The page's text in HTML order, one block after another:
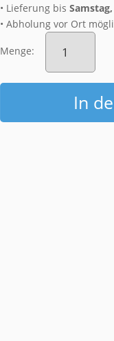
• Lieferung bis
• Abholung vor Ort
Menge:
Leinwand
(01607)
über
der
Semperoper
MengeIn